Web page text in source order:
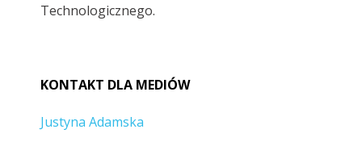
Technologicznego.
KONTAKT DLA MEDIÓW
Justyna Adamska